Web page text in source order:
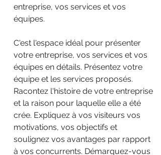
entreprise, vos services et vos
équipes.
C'est l'espace idéal pour présenter
votre entreprise, vos services et vos
équipes en détails. Présentez votre
équipe et les services proposés.
Racontez l'histoire de votre entreprise
et la raison pour laquelle elle a été
crée. Expliquez à vos visiteurs vos
motivations, vos objectifs et
soulignez vos avantages par rapport
à vos concurrents. Démarquez-vous